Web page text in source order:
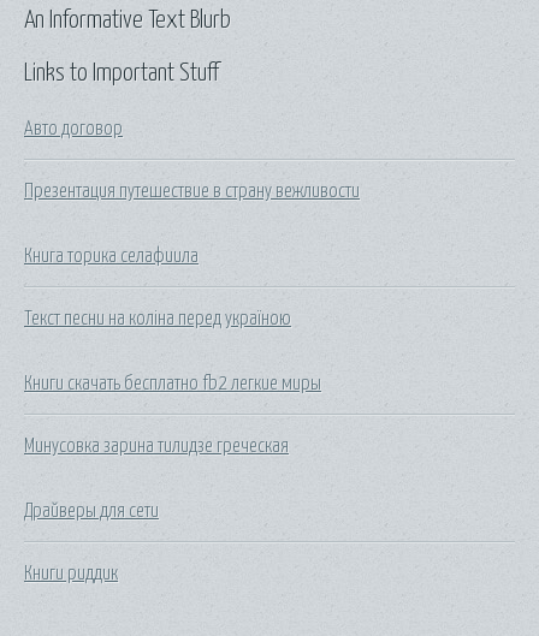
Links to Important Stuff
Авто договор
Презентация путешествие в страну вежливости
Книга торика селафиила
Текст песни на коліна перед україною
Книги скачать бесплатно fb2 легкие миры
Минусовка зарина тилидзе греческая
Драйверы для сети
Книги риддик
An Informative Text Blurb